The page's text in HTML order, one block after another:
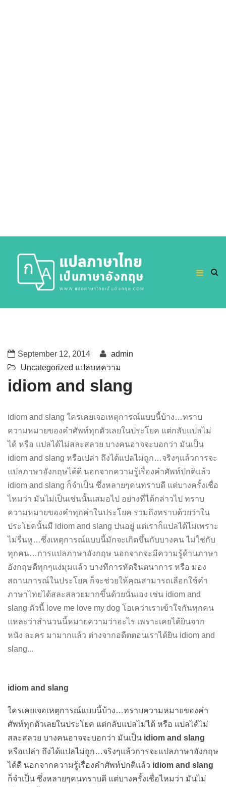
September 12, 2014
admin
Uncategorized แปลบทความ
idiom and slang
idiom and slang ใครเคยเจอเหตุการณ์แบบนี้บ้าง…ทราบ
ความหมายของคำศัพท์ทุกตัวเลยในประโยค แต่กลับแปลไม่
ได้ หรือ แปลได้ไม่สละสลวย บางคนอาจจะบอกว่า มันเป็น
idiom and slang หรือเปล่า ถึงได้แปลไม่ถูก…จริงๆแล้วการจะ
แปลภาษาอังกฤษได้ดี นอกจากความรู้เรื่องคำศัพท์ปกติแล้ว
idiom and slang ก็จำเป็น ซึ่งหลายๆคนทราบดี แต่บางครั้งเชื่อ
ไหมว่า มันไม่เป็นเช่นนั้นเสมอไป อย่างที่ได้กล่าวไป ทราบ
ความหมายของคำทุกคำในประโยค รวมถึงทราบด้วยว่าใน
ประโยคนั้นมี idiom and slang ปนอยู่ แต่เราก็แปลได้ไม่เพราะ
ไม่รื่นหู…ซึ่งเหตุการณ์แบบนี้มักจะเกิดขึ้นกับบางคน ไม่ใช่กับ
ทุกคน…การแปลภาษาอังกฤษ นอกจากจะมีความรู้ด้านภาษา
อังกฤษดีทุกๆแง่มุมแล้ว บางทีการหัดจินตนาการ หรือ มอง
สถานการณ์ในประโยค ก็จะช่วยให้คุณสามารถเลือกใช้คำ
ภาษาไทยได้สละสลวยมากขึ้นด้วยนั่นเอง เช่น idiom and
slang ตัวนี้ love me love my dog โอเคว่าเราเข้าใจกันทุกคน
แหละว่าสำนวนนี้หมายความว่าอะไร เพราะเคยได้ยินจาก
หนัง ละคร มามากแล้ว ต่างจากอดีตตอนเราได้ยิน idiom and
slang...
idiom and slang
ใครเคยเจอเหตุการณ์แบบนี้บ้าง…ทราบความหมายของคำ
ศัพท์ทุกตัวเลยในประโยค แต่กลับแปลไม่ได้ หรือ แปลได้ไม่
สละสลวย บางคนอาจจะบอกว่า มันเป็น idiom and slang
หรือเปล่า ถึงได้แปลไม่ถูก…จริงๆแล้วการจะแปลภาษาอังกฤษ
ได้ดี นอกจากความรู้เรื่องคำศัพท์ปกติแล้ว idiom and slang
ก็จำเป็น ซึ่งหลายๆคนทราบดี แต่บางครั้งเชื่อไหมว่า มันไม่